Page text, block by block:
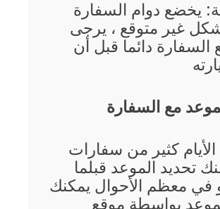
يخضع دوام السفارة
غير متوقع ، يرجى
السفارة دائما قبل أن
مع السفارة
كثير من سفارات
تحديد الموعد قبلما
في معظم الأحوال يمكنك
بواسطة موقع